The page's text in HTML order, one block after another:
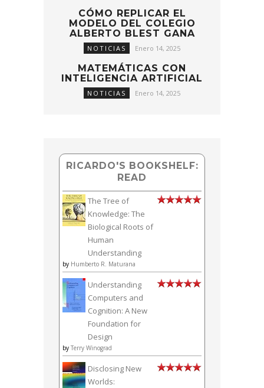
CÓMO REPLICAR EL
MODELO DEL COLEGIO
ALBERTO BLEST GANA
NOTICIAS Enero 14, 2025
MATEMÁTICAS CON
INTELIGENCIA ARTIFICIAL
NOTICIAS Enero 14, 2025
RICARDO'S BOOKSHELF:
READ
The Tree of
Knowledge: The
Biological Roots of
Human
Understanding
by Humberto R. Maturana
Understanding
Computers and
Cognition: A New
Foundation for
Design
by Terry Winograd
Disclosing New
Worlds: